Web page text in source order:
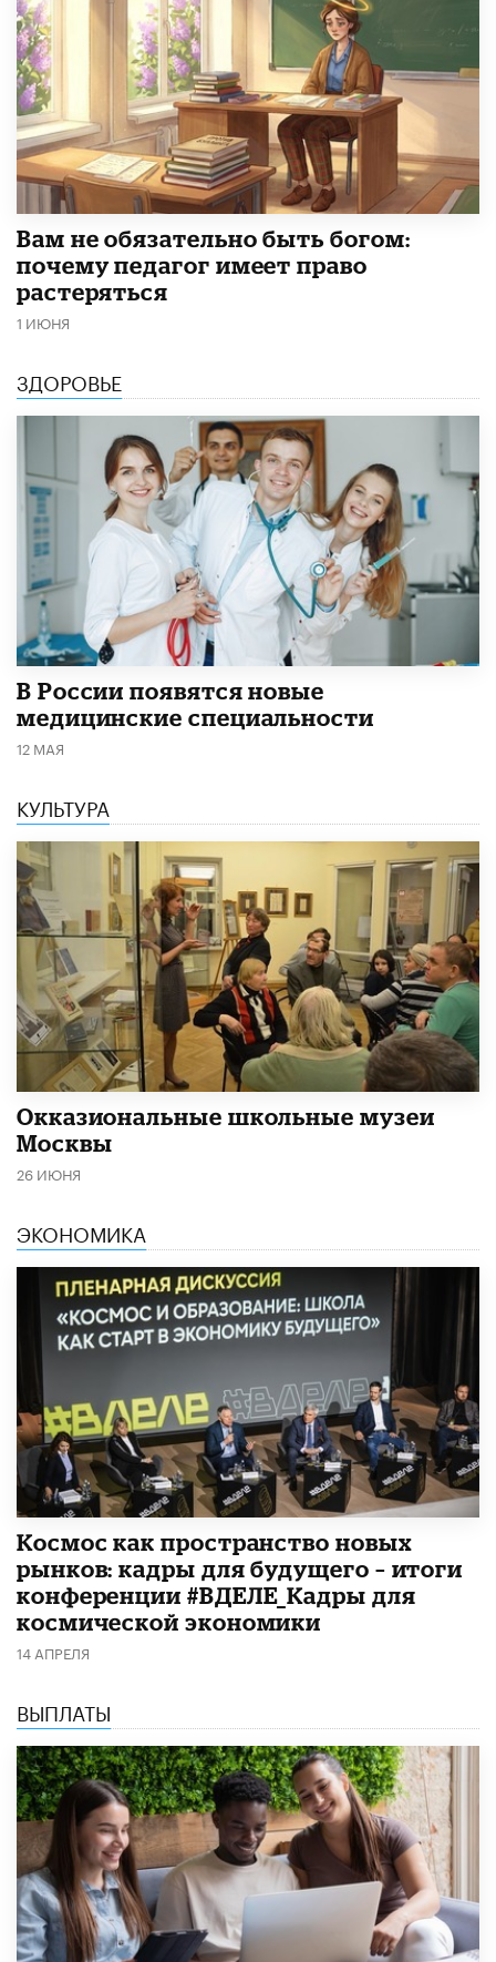
​Вам не обязательно быть богом:
почему педагог имеет право
растеряться
1 ИЮНЯ
ЗДОРОВЬЕ
В России появятся новые
медицинские специальности
12 МАЯ
КУЛЬТУРА
​Окказиональные школьные музеи
Москвы
26 ИЮНЯ
ЭКОНОМИКА
Космос как пространство новых
рынков: кадры для будущего – итоги
конференции #ВДЕЛЕ_Кадры для
космической экономики
14 АПРЕЛЯ
ВЫПЛАТЫ